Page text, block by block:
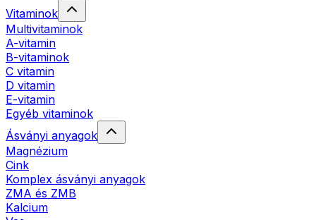
Vitaminok
Multivitaminok
A-vitamin
B-vitaminok
C vitamin
D vitamin
E-vitamin
Egyéb vitaminok
Ásványi anyagok
Magnézium
Cink
Komplex ásványi anyagok
ZMA és ZMB
Kalcium